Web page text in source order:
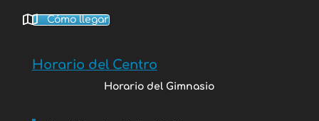
Cómo llegar
Horario del Centro
Horario del Gimnasio